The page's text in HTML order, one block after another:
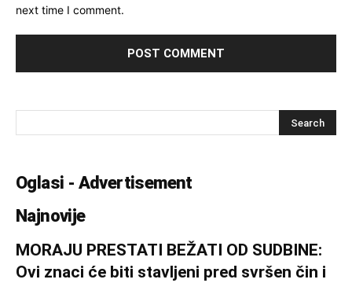
next time I comment.
Oglasi - Advertisement
Najnovije
MORAJU PRESTATI BEŽATI OD SUDBINE:
Ovi znaci će biti stavljeni pred svršen čin i